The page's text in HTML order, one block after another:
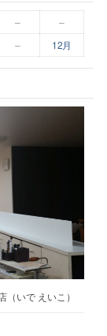
–
–
– 12月
いで えいこ）